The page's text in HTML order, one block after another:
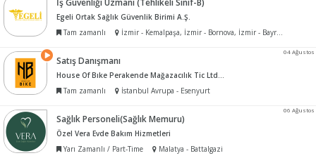
İş Güvenliği Uzmanı (Tehlikeli Sınıf-B)
Egeli Ortak Sağlık Güvenlik Birimi A.Ş.
Tam zamanlı
İzmir - Kemalpaşa, İzmir - Bornova, İzmir - Bayraklı
04 Ağustos
Satış Danışmanı
House Of Bıke Perakende Mağazacılık Tic Ltd Şti
Tam zamanlı
İstanbul Avrupa - Esenyurt
06 Ağustos
Sağlık Personeli(Sağlık Memuru)
Özel Vera Evde Bakım Hizmetleri
Yarı Zamanlı / Part-Time
Malatya - Battalgazi